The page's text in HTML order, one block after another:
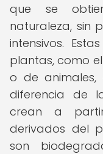
que se
naturaleza, sin
intensivos.
plantas, como
o de
diferencia de
crean a
derivados del
son